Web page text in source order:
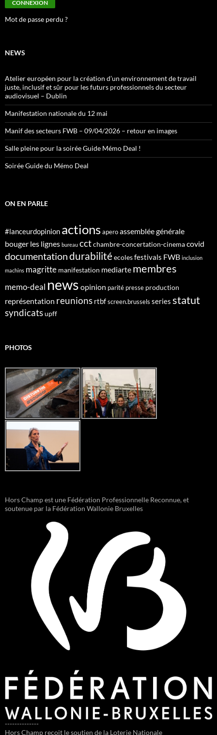
Mot de passe perdu ?
NEWS
Atelier européen pour la création d’un environnement de travail
juste, inclusif et sûr pour les futurs professionnels du secteur
audiovisuel – Dublin
Manifestation nationale du 12 mai
Manif des secteurs FWB – 09/04/2026 – retour en images
Salle pleine pour la soirée Guide Mémo Deal !
Soirée Guide du Mémo Deal
ON EN PARLE
#lanceurdopinion actions apero assemblée générale
bouger les lignes bureau cctchambre-concertation-cinemacovid
documentationdurabilitéecolesfestivals FWB inclusion
machins magritte manifestation mediarte membres
memo-deal news opinion parité presse production
représentation reunions rtbf screen.brussels series statut
syndicatsupff
PHOTOS
Hors Champ est une Fédération Professionnelle Reconnue, et
soutenue par la Fédération Wallonie Bruxelles
--------------
Hors Champ reçoit le soutien de la Loterie Nationale